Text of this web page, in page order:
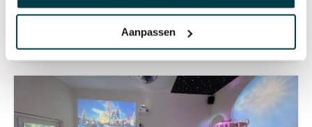
Aanpassen
INTERACTIEVE SENSE SYSTEEM RUIMTE